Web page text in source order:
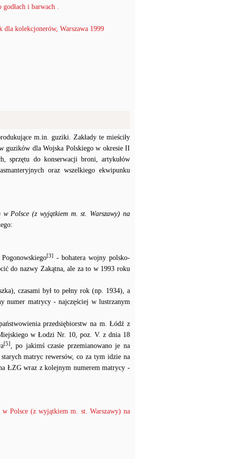
i barwach .
kolekcjonerów, Warszawa 1999
m.in. guziki. Zakłady te mieściły
guzików dla Wojska Polskiego w okresie II
sprzętu do konserwacji broni, artykułów
oraz wszelkiego ekwipunku
w Polsce (z wyjątkiem m. st. Warszawy) na
[3]
- bohatera wojny polsko-
do nazwy Zakątna, ale za to w 1993 roku
czasami był to pełny rok (np. 1934), a
numer matrycy - najczęściej w lustrzanym
przedsiębiorstw na m. Łódź z
w Łodzi Nr. 10, poz. V. z dnia 18
[5] , po jakimś czasie przemianowano je na
matryc rewersów, co za tym idzie na
ŁZG wraz z kolejnym numerem matrycy -
w Polsce (z wyjątkiem m. st. Warszawy) na